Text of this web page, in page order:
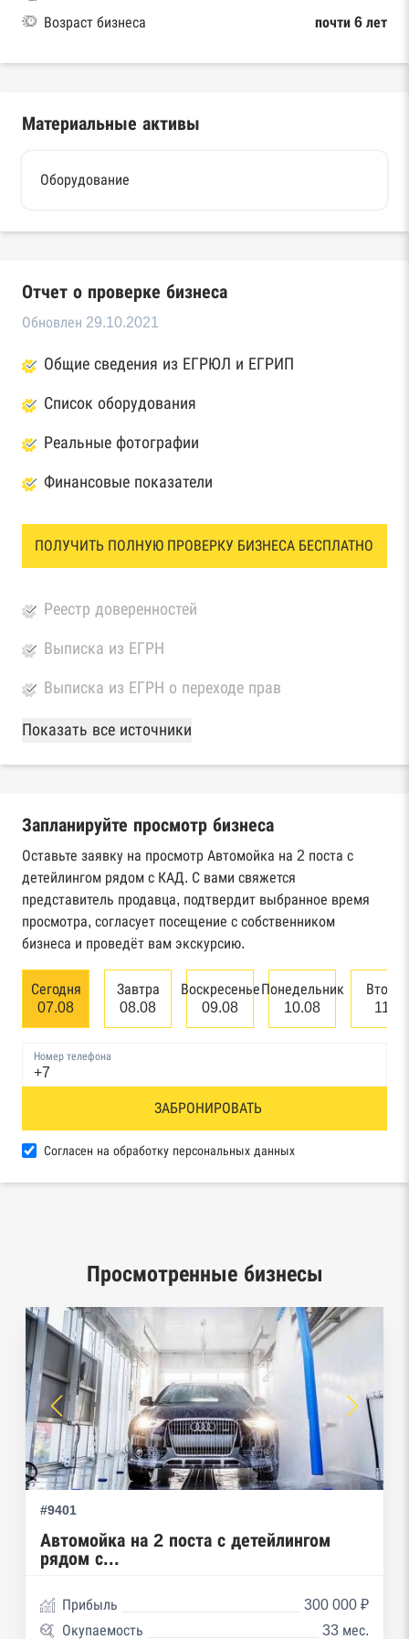
Возраст бизнеса
почти 6 лет
Материальные активы
Оборудование
Отчет о проверке бизнеса
Обновлен 29.10.2021
Общие сведения из ЕГРЮЛ и ЕГРИП
Список оборудования
Реальные фотографии
Финансовые показатели
ПОЛУЧИТЬ ПОЛНУЮ ПРОВЕРКУ БИЗНЕСА БЕСПЛАТНО
Реестр доверенностей
Выписка из ЕГРН
Выписка из ЕГРН о переходе прав
База Росстата
Реестры ЕГРЮЛ и ЕГРИП Федеральной
Реестр государственных контрактов
Федерального казначейства
Картотека арбитражных дел Высшего
арбитражного суда
Единый федеральный реестр сведений о
банкротстве юридических лиц
Реестр товарных знаков и знаков обслуживания
База исполнительного производства
Реестры лицензий: Росалкоголь,
Росздравнадзор, Рособрнадзор, Роскомнадзор,
Роспотребнадзор, Росприроднадзор,
Ростехнадзор
Реестр плановых проверок Реестр
недобросовестных поставщиков
Реестры особых адресов ФНС
Реестр дисквалифицированных лиц
Реестры ФНС
Реестр заключенных госконтрактов
Реестр членов Торгово-промышленной палаты
Показать все источники
Запланируйте просмотр бизнеса
Оставьте заявку на просмотр Автомойка на 2 поста с
детейлингом рядом с КАД. С вами свяжется
представитель продавца, подтвердит выбранное время
просмотра, согласует посещение с собственником
бизнеса и проведёт вам экскурсию.
Сегодня
07.08
Завтра
08.08
Воскресенье
09.08
Понедельник
10.08
11.08
Номер телефона
ЗАБРОНИРОВАТЬ
Согласен на обработку персональных данных
Просмотренные бизнесы
#9401
Автомойка на 2 поста с детейлингом
рядом с...
Прибыль
300 000 ₽
Окупаемость
33 мес.